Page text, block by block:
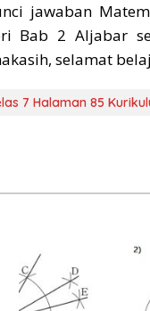
jawaban
Bab 2 Aljabar
selamat
7 Halaman 85